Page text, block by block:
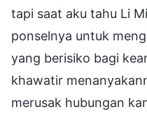
tapi saat aku tahu Li
ponselnya untuk
yang berisiko bagi
khawatir
merusak hubungan